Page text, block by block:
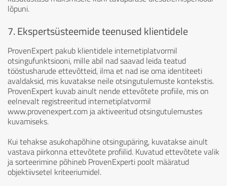
lõpuni.
7. Ekspertsüsteemide teenused klientidele
ProvenExpert pakub klientidele internetiplatvormil
otsingufunktsiooni, mille abil nad saavad leida teatud
tööstusharude ettevõtteid, ilma et nad ise oma identiteeti
avaldaksid, mis kuvatakse neile otsingutulemuste kontekstis.
ProvenExpert kuvab ainult nende ettevõtete profiile, mis on
eelnevalt registreeritud internetiplatvormil
www.provenexpert.com ja aktiveeritud otsingutulemustes
kuvamiseks.
Kui tehakse asukohapõhine otsingupäring, kuvatakse ainult
vastava piirkonna ettevõtete profiilid. Kuvatud ettevõtete valik
ja sorteerimine põhineb ProvenExperti poolt määratud
objektiivsetel kriteeriumidel.